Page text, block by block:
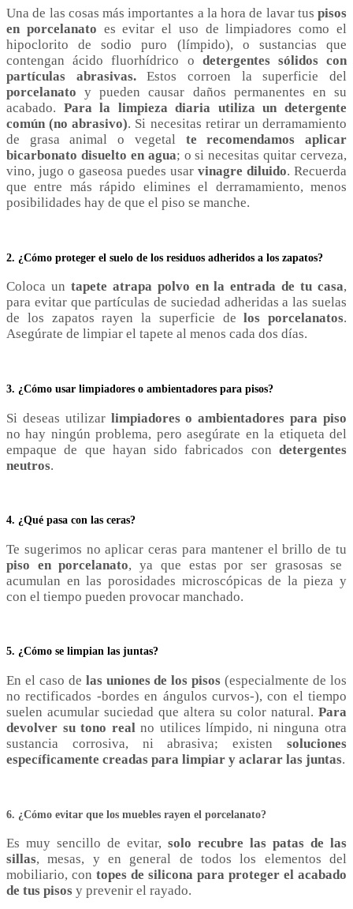
Una de las cosas más importantes a la hora de lavar tus pisos
en porcelanato es evitar el uso de limpiadores como el
hipoclorito de sodio puro (límpido), o sustancias que
contengan ácido fluorhídrico o detergentes sólidos con
partículas abrasivas.Estos corroen la superficie del
porcelanato y pueden causar daños permanentes en su
acabado. Para la limpieza diaria utiliza un detergente
común (no abrasivo). Si necesitas retirar un derramamiento
de grasa animal o vegetal te recomendamos aplicar
bicarbonato disuelto en agua; o si necesitas quitar cerveza,
vino, jugo o gaseosa puedes usar vinagre diluido. Recuerda
que entre más rápido elimines el derramamiento, menos
posibilidades hay de que el piso se manche.
2. ¿Cómo proteger el suelo de los residuos adheridos a los zapatos?
Coloca un tapete atrapa polvo en la entrada de tu casa,
para evitar que partículas de suciedad adheridas a las suelas
de los zapatos rayen la superficie delos porcelanatos.
Asegúrate de limpiar el tapete al menos cada dos días.
3. ¿Cómo usar limpiadores o ambientadores para pisos?
Si deseas utilizar limpiadores o ambientadores para piso
no hay ningún problema, pero asegúrate en la etiqueta del
empaque de que hayan sido fabricados con detergentes
neutros.
4. ¿Qué pasa con las ceras?
Te sugerimos no aplicar ceras para mantener el brillo de tu
piso en porcelanato, ya que estas por ser grasosas se
acumulan en las porosidades microscópicas de la pieza y
con el tiempo pueden provocar manchado.
5. ¿Cómo se limpian las juntas?
En el caso de las uniones de los pisos (especialmente de los
no rectificados -bordes en ángulos curvos-), con el tiempo
suelen acumular suciedad que altera su color natural. Para
devolver su tono realno utilices límpido, ni ninguna otra
sustancia corrosiva, ni abrasiva; existen soluciones
específicamente creadas para limpiar y aclarar las juntas.
6. ¿Cómo evitar que los muebles rayen el porcelanato?
Es muy sencillo de evitar, solo recubre las patas de las
sillas, mesas, y en general de todos los elementos del
mobiliario, con topes de silicona para proteger el acabado
de tus pisos y prevenir el rayado.